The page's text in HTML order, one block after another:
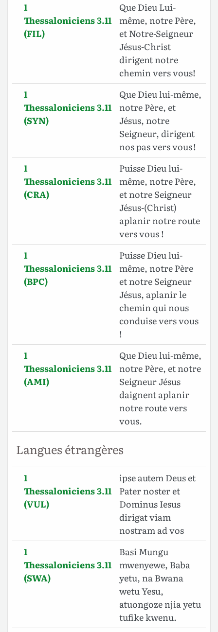
1
Thessaloniciens 3.11
(FIL)
Que Dieu Lui-
même, notre Père,
et Notre-Seigneur
Jésus-Christ
dirigent notre
chemin vers vous!
1
Thessaloniciens 3.11
(SYN)
Que Dieu lui-même,
notre Père, et
Jésus, notre
Seigneur, dirigent
nos pas vers vous !
1
Thessaloniciens 3.11
(CRA)
Puisse Dieu lui-
même, notre Père,
et notre Seigneur
Jésus-(Christ)
aplanir notre route
vers vous !
1
Thessaloniciens 3.11
(BPC)
Puisse Dieu lui-
même, notre Père
et notre Seigneur
Jésus, aplanir le
chemin qui nous
conduise vers vous
!
1
Thessaloniciens 3.11
(AMI)
Que Dieu lui-même,
notre Père, et notre
Seigneur Jésus
daignent aplanir
notre route vers
vous.
Langues étrangères
1
Thessaloniciens 3.11
(VUL)
ipse autem Deus et
Pater noster et
Dominus Iesus
dirigat viam
nostram ad vos
1
Thessaloniciens 3.11
(SWA)
Basi Mungu
mwenyewe, Baba
yetu, na Bwana
wetu Yesu,
atuongoze njia yetu
tufike kwenu.